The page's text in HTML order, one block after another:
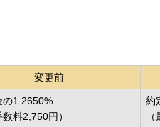
変更前
の1.2650%
数料2,750円）
約